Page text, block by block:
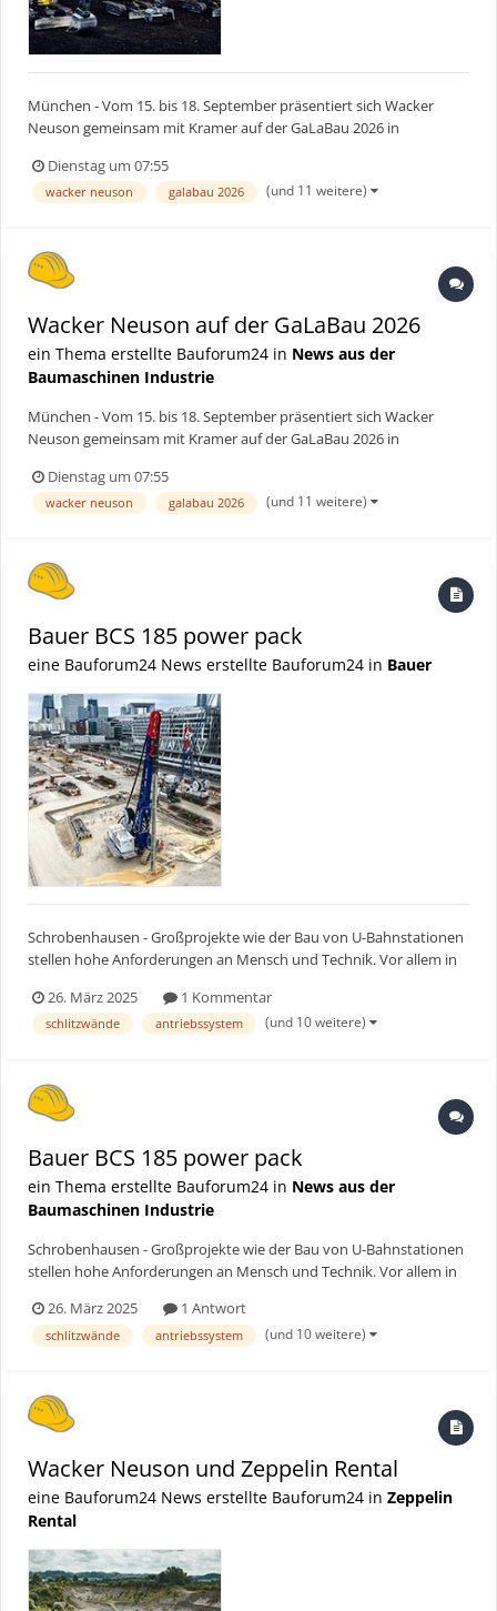
München - Vom 15. bis 18. September präsentiert sich Wacker
Neuson gemeinsam mit Kramer auf der GaLaBau 2026 in
zeigt das Unternehmen kompakte Baumaschinen, Baugeräte,
digitale Lösungen und Dienstleistungen für den Garten- und
Dienstag um 07:55
wacker neuson galabau 2026 (und 11 weitere)
Wacker Neuson auf der GaLaBau 2026
ein Thema erstellte Bauforum24 in News aus der
Baumaschinen Industrie
München - Vom 15. bis 18. September präsentiert sich Wacker
Neuson gemeinsam mit Kramer auf der GaLaBau 2026 in
zeigt das Unternehmen kompakte Baumaschinen, Baugeräte,
digitale Lösungen und Dienstleistungen für den Garten- und
Dienstag um 07:55
wacker neuson galabau 2026 (und 11 weitere)
Bauer BCS 185 power pack
eine Bauforum24 News erstellte Bauforum24 in Bauer
Schrobenhausen - Großprojekte wie der Bau von U-Bahnstationen
stellen hohe Anforderungen an Mensch und Technik. Vor allem in
effizient arbeiten, sondern auch lokale Belastungen wie Lärm,
Staub und Emissionen minimieren. Hinzu kommen beengte Pla...
26. März 2025 1 Kommentar
schlitzwände antriebssystem (und 10 weitere)
Bauer BCS 185 power pack
ein Thema erstellte Bauforum24 in News aus der
Baumaschinen Industrie
Schrobenhausen - Großprojekte wie der Bau von U-Bahnstationen
stellen hohe Anforderungen an Mensch und Technik. Vor allem in
effizient arbeiten, sondern auch lokale Belastungen wie Lärm,
Staub und Emissionen minimieren. Hinzu kommen beengte Pla...
26. März 2025 1 Antwort
schlitzwände antriebssystem (und 10 weitere)
Wacker Neuson und Zeppelin Rental
eine Bauforum24 News erstellte Bauforum24 in Zeppelin
Rental